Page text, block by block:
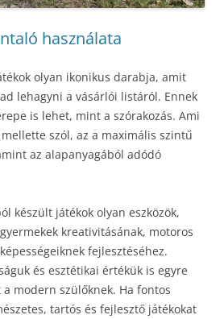
használata
olyan ikonikus darabja, amit
lehagyni a vásárlói listáról. Ennek
is lehet, mint a szórakozás. Ami
szól, az a maximális szintű
az alapanyagából adódó
készült játékok olyan eszközök,
kreativitásának, motoros
fejlesztéséhez.
és esztétikai értékük is egyre
modern szülőknek. Ha fontos
tartós és fejlesztő játékokat